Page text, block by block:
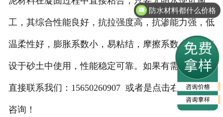
工，其综合性能良好，抗拉强度高，抗渗能力强，低
温柔性好，膨胀系数小，易粘结，摩擦系数小可直接
设于砂土中使用，性能稳定可靠。如果有需要，可以
直接联系我们：15650260907 或者是点击右方图标
咨询！
防水材料都什么价格